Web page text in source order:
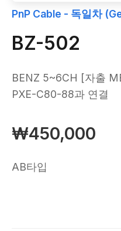
PnP Cable - 독일차
BZ-502
BENZ 5~6CH [자출
PXE-C80-88과 연결
₩450,000
AB타입